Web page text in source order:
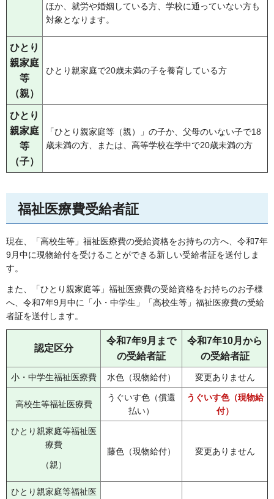
ほか、就労や婚姻している方、学校に通っていない方も
対象となります。
ひとり
親家庭
等
（親）
ひとり親家庭で20歳未満の子を養育している方
ひとり
親家庭
等
（子）
「ひとり親家庭等（親）」の子か、父母のいない子で18
歳未満の方、または、高等学校在学中で20歳未満の方
福祉医療費受給者証
現在、「高校生等」福祉医療費の受給資格をお持ちの方へ、令和7年
9月中に現物給付を受けることができる新しい受給者証を送付しま
す。
また、「ひとり親家庭等」福祉医療費の受給資格をお持ちのお子様
へ、令和7年9月中に「小・中学生」「高校生等」福祉医療費の受給
者証を送付します。
認定区分
令和7年9月まで
の受給者証
令和7年10月から
の受給者証
小・中学生福祉医療費 水色（現物給付） 変更ありません
高校生等福祉医療費
うぐいす色（償還
払い）
うぐいす色（現物給
付）
ひとり親家庭等福祉医
療費
（親）
藤色（現物給付） 変更ありません
ひとり親家庭等福祉医